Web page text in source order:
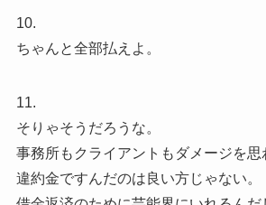
10.
ちゃんと全部払えよ。
11.
そりゃそうだろうな。
事務所もクライアントもダメージを思
違約金ですんだのは良い方じゃない。